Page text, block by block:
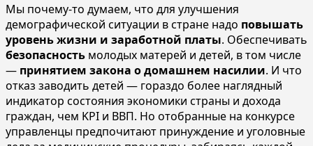
Мы почему-то думаем, что для улучшения
демографической ситуации в стране надо повышать
уровень жизни и заработной платы. Обеспечивать
безопасность молодых матерей и детей, в том числе
— принятием закона о домашнем насилии. И что
отказ заводить детей — гораздо более наглядный
индикатор состояния экономики страны и дохода
граждан, чем KPI и ВВП. Но отобранные на конкурсе
управленцы предпочитают принуждение и уголовные